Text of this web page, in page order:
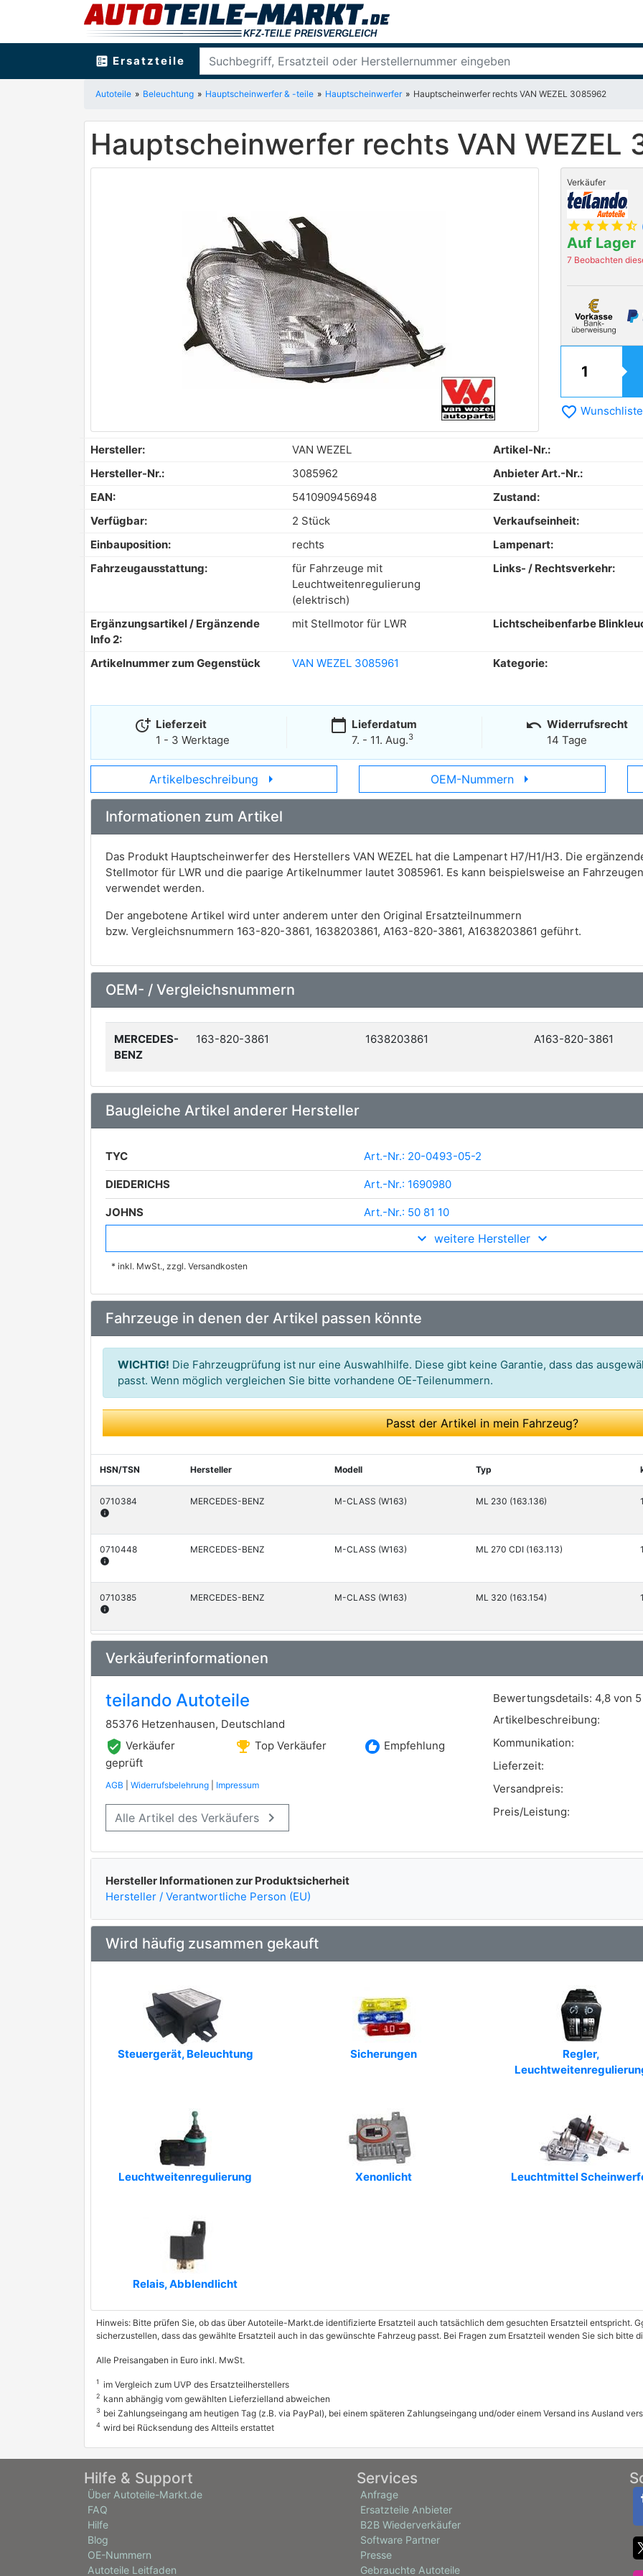
ballot Ersatzteile
Autoteile Beleuchtung Hauptscheinwerfer & -teile Hauptscheinwerfer Hauptscheinwerfer rechts VAN WEZEL 3085962
Hauptscheinwerfer rechts VAN WEZEL
Verkäufer
star star star star star_half
Auf Lager
7 Beobachten
favorite_border Wunschliste
Hersteller: VAN WEZEL Artikel-Nr.:
Hersteller-Nr.:
3085962 Anbieter Art.-Nr.:
EAN:
5410909456948 Zustand:
Verfügbar:
2 Stück Verkaufseinheit:
Einbauposition:
rechts Lampenart:
Fahrzeugausstattung:
für Fahrzeuge mit
Leuchtweitenregulierung
(elektrisch)
Links- / Rechtsverkehr:
Ergänzungsartikel / Ergänzende
Info 2:
mit Stellmotor für LWR Lichtscheibenfarbe
Artikelnummer zum Gegenstück VAN WEZEL 3085961 Kategorie:
more_time Lieferzeit
1 - 3 Werktage
calendar_today Lieferdatum
7. - 11. Aug.3
undo Widerrufsrecht
14 Tage
Artikelbeschreibung arrow_right OEM-Nummern arrow_right
Informationen zum Artikel
Das Produkt Hauptscheinwerfer des Herstellers VAN WEZEL hat die Lampenart H7/H1/H3. Die
Stellmotor für LWR und die paarige Artikelnummer lautet 3085961. Es kann beispielsweise an
verwendet werden.
Der angebotene Artikel wird unter anderem unter den Original Ersatzteilnummern
bzw. Vergleichsnummern 163-820-3861, 1638203861, A163-820-3861, A1638203861 geführt.
OEM- / Vergleichsnummern
MERCEDES-
BENZ
163-820-3861 1638203861 A163-820-3861
Baugleiche Artikel anderer Hersteller
TYC Art.-Nr.: 20-0493-05-2
DIEDERICHS Art.-Nr.: 1690980
JOHNS Art.-Nr.: 50 81 10
Art.-Nr.: 2742699
AUGROS
PRASCO Art.-Nr.: ME8204913
SCHLIECKMANN Art.-Nr.: 50161122
weitere Hersteller
* inkl. MwSt., zzgl. Versandkosten
Fahrzeuge in denen der Artikel passen könnte
WICHTIG! Die Fahrzeugprüfung ist nur eine Auswahlhilfe. Diese gibt keine Garantie, dass das
passt. Wenn möglich vergleichen Sie bitte vorhandene OE-Teilenummern.
Passt der Artikel in mein Fahrzeug?
HSN/TSN Hersteller Modell Typ
0710384
info
MERCEDES-BENZ M-CLASS (W163) ML 230 (163.136)
0710448
info
MERCEDES-BENZ M-CLASS (W163) ML 270 CDI (163.113)
0710385
info
MERCEDES-BENZ M-CLASS (W163) ML 320 (163.154)
info
0710449
info
MERCEDES-BENZ ML 55 AMG (163.174)
Verkäuferinformationen
teilando Autoteile
85376 Hetzenhausen, Deutschland
verified_user Verkäufer
geprüft
emoji_events Top Verkäufer recommend Empfehlung
AGB Widerrufsbelehrung Impressum
Alle Artikel des Verkäufers keyboard_arrow_right
Bewertungsdetails: 4,8 von 5
Artikelbeschreibung:
Kommunikation:
Lieferzeit:
Versandpreis:
Preis/Leistung:
Hersteller Informationen zur Produktsicherheit
Hersteller / Verantwortliche Person (EU)
Wird häufig zusammen gekauft
Steuergerät, Beleuchtung Sicherungen
Regler,
Leuchtweitenregulierung Xenonlicht Leuchtmittel
Relais, Abblendlicht
Hinweis: Bitte prüfen Sie, ob das über Autoteile-Markt.de identifizierte Ersatzteil auch tatsächlich dem gesuchten Ersatzteil entspricht.
sicherzustellen, dass das gewählte Ersatzteil auch in das gewünschte Fahrzeug passt. Bei Fragen zum Ersatzteil wenden Sie sich bitte
Alle Preisangaben in Euro inkl. MwSt.
1 im Vergleich zum UVP des Ersatzteilherstellers
2 kann abhängig vom gewählten Lieferzielland abweichen
3 bei Zahlungseingang am heutigen Tag (z.B. via PayPal), bei einem späteren Zahlungseingang und/oder einem Versand ins Ausland
4 wird bei Rücksendung des Altteils erstattet
Hilfe & Support
Über Autoteile-Markt.de
FAQ
Hilfe
Blog
OE-Nummern
Autoteile Leitfaden
Services
Anfrage
Ersatzteile Anbieter
B2B Wiederverkäufer
Software Partner
Presse
Gebrauchte Autoteile